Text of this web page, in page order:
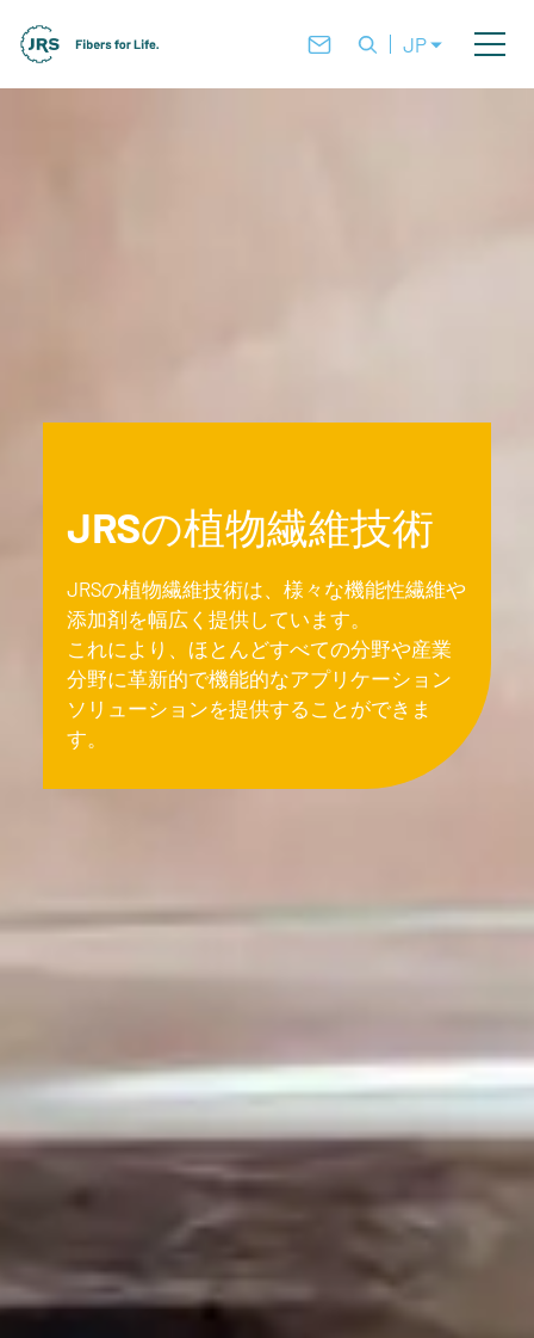
JP
JRSの植物繊維技術
JRSの植物繊維技術は、様々な機能性繊維や
添加剤を幅広く提供しています。
これにより、ほとんどすべての分野や産業
分野に革新的で機能的なアプリケーション
ソリューションを提供する ことができま
す。